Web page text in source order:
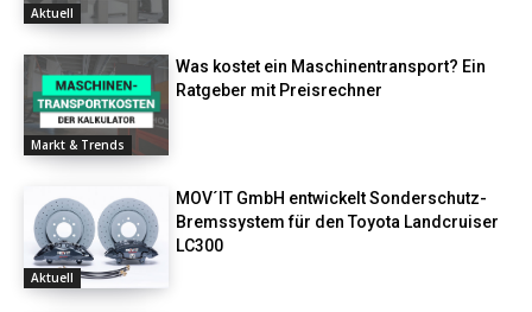
Aktuell
Markt & Trends
Was kostet ein Maschinentransport? Ein
Ratgeber mit Preisrechner
Aktuell
MOV´IT GmbH entwickelt Sonderschutz-
Bremssystem für den Toyota Landcruiser
LC300